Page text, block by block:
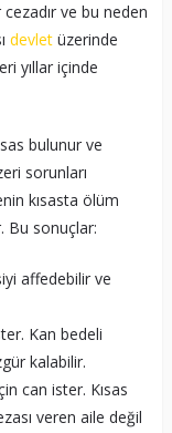
ve bu neden
devletüzerinde
yıllar içinde
bulunur ve
sorunları
kısasta ölüm
Bu sonuçlar:
affedebilir ve
Kan bedeli
kalabilir.
can ister. Kısas
veren aile değil